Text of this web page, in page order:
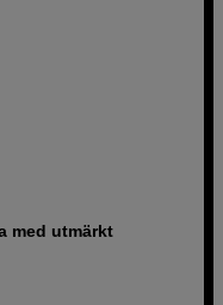
med utmärkt